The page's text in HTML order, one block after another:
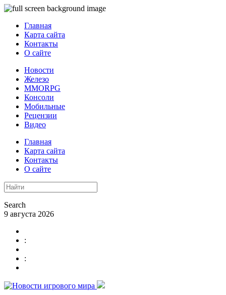
Главная
Карта сайта
Контакты
О сайте
Новости
Железо
MMORPG
Консоли
Мобильные
Рецензии
Видео
Главная
Карта сайта
Контакты
О сайте
Search
9 августа 2026
:
: